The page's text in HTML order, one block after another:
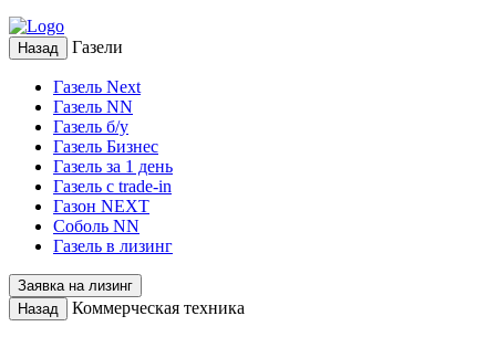
Назад Газели
Газель Next
Газель NN
Газель б/у
Газель Бизнес
Газель за 1 день
Газель с trade-in
Газон NEXT
Соболь NN
Газель в лизинг
Заявка на лизинг
Назад
Коммерческая техника